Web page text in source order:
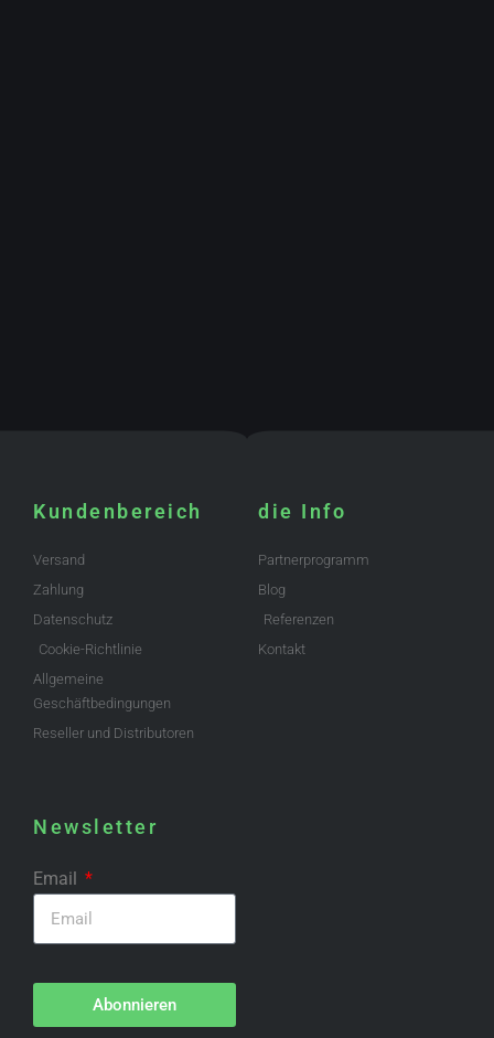
Kundenbereich
Versand
Zahlung
Datenschutz
Cookie-Richtlinie
Allgemeine
Geschäftbedingungen
Reseller und Distributoren
die Info
Partnerprogramm
Blog
Referenzen
Kontakt
Newsletter
Email
Abonnieren